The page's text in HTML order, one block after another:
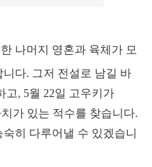
나머지 영혼과 육체가 모
다. 그저 전설로 남길 바
고, 5월 22일 고우키가
치가 있는 적수를 찾습니다.
히 다루어낼 수 있겠습니